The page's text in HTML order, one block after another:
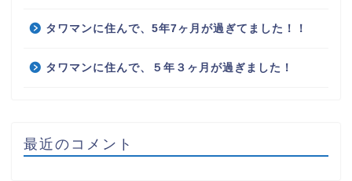
タワマンに住んで、5年7ヶ月が過ぎてました！！
タワマンに住んで、５年３ヶ月が過ぎました！
最近のコメント